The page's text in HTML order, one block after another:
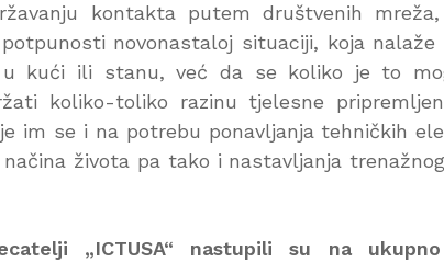
kontakta putem društvenih
novonastaloj situaciji, koja
u kući ili stanu, već da se koliko je to
koliko-toliko razinu tjelesne
im se i na potrebu ponavljanja tehničkih
života pa tako i nastavljanja
„ICTUSA“ nastupili su na